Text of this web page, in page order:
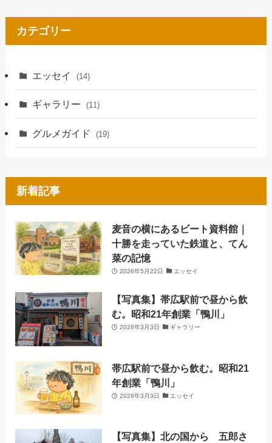
カテゴリー
エッセイ (14)
ギャラリー (11)
グルメガイド (19)
新着記事
麦音の横にあるビート資料館｜
十勝を走っていた鉄道と、てん
菜の記憶
2026年5月22日 エッセイ
【写真集】帯広駅前で昼から飲
む。昭和21年創業「鴨川」
2026年3月3日 ギャラリー
帯広駅前で昼から飲む。昭和21
年創業「鴨川」
2026年3月3日 エッセイ
【写真集】北の国から 五郎さ